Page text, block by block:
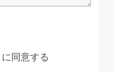
に同意する